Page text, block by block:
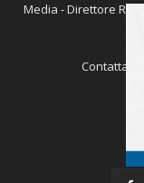
Media - Direttore
Contattaci: